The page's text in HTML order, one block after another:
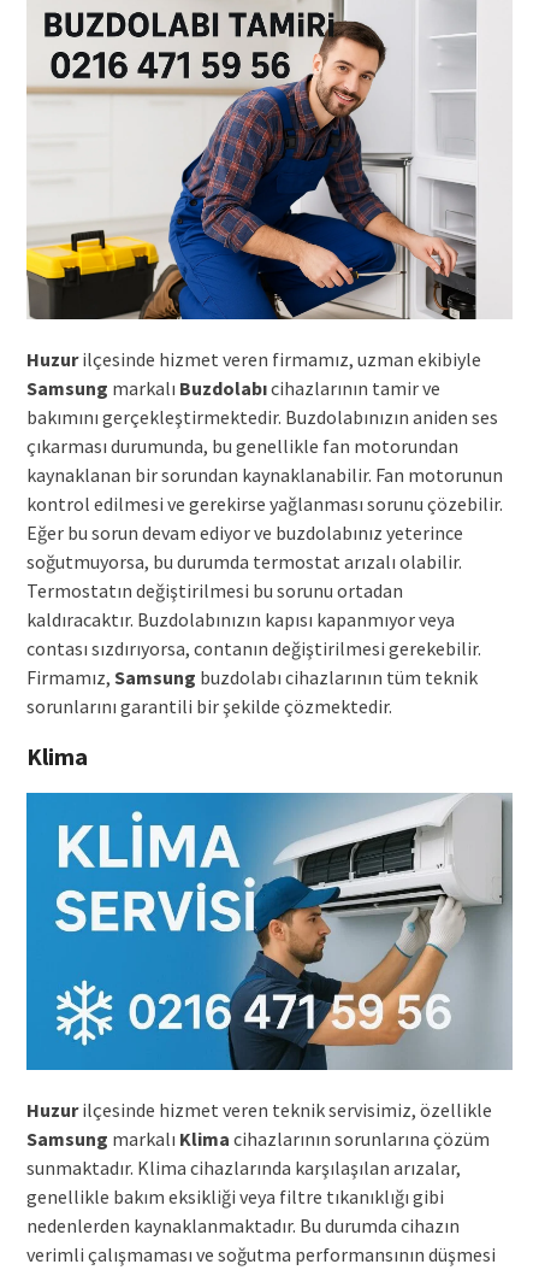
Huzurilçesinde hizmet veren firmamız, uzman ekibiyle
Samsung markalı Buzdolabıcihazlarının tamir ve
bakımını gerçekleştirmektedir. Buzdolabınızın aniden ses
çıkarması durumunda, bu genellikle fan motorundan
kaynaklanan bir sorundan kaynaklanabilir. Fan motorunun
kontrol edilmesi ve gerekirse yağlanması sorunu çözebilir.
Eğer bu sorun devam ediyor ve buzdolabınız yeterince
soğutmuyorsa, bu durumda termostat arızalı olabilir.
Termostatın değiştirilmesi bu sorunu ortadan
kaldıracaktır. Buzdolabınızın kapısı kapanmıyor veya
contası sızdırıyorsa, contanın değiştirilmesi gerekebilir.
Firmamız, Samsung buzdolabı cihazlarının tüm teknik
sorunlarını garantili bir şekilde çözmektedir.
Klima
Huzurilçesinde hizmet veren teknik servisimiz, özellikle
Samsung markalı Klima cihazlarının sorunlarına çözüm
sunmaktadır. Klima cihazlarında karşılaşılan arızalar,
genellikle bakım eksikliği veya filtre tıkanıklığı gibi
nedenlerden kaynaklanmaktadır. Bu durumda cihazın
verimli çalışmaması ve soğutma performansının düşmesi